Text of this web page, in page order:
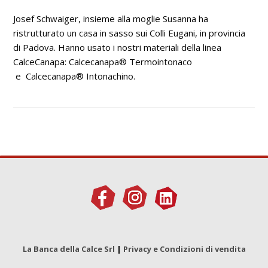
Josef Schwaiger, insieme alla moglie Susanna ha
ristrutturato un casa in sasso sui Colli Eugani, in provincia
di Padova. Hanno usato i nostri materiali della linea
CalceCanapa: Calcecanapa® Termointonaco
e Calcecanapa® Intonachino.
La Banca della Calce Srl | Privacy e Condizioni di vendita